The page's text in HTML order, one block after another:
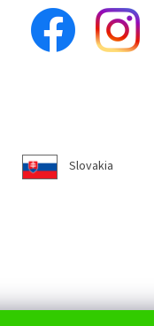
Slovakia